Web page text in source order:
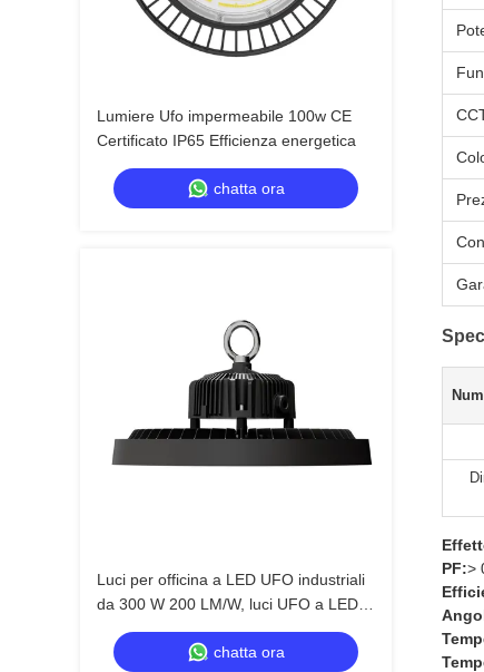
Lumiere Ufo impermeabile 100w CE
Certificato IP65 Efficienza energetica
chatta ora
Luci per officina a LED UFO industriali
da 300 W 200 LM/W, luci UFO a LED
commerciali per magazzino
chatta ora
PF:>